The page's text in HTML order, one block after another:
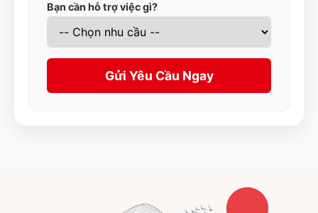
Bạn cần hỗ trợ việc gì?
Gửi Yêu Cầu Ngay